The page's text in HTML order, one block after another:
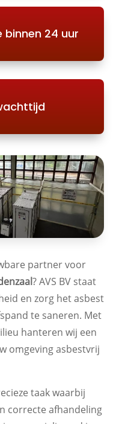
24 uur
partner voor
? AVS BV staat
en zorg het asbest
te saneren. Met
hanteren wij een
omgeving asbestvrij
taak waarbij
correcte afhandeling